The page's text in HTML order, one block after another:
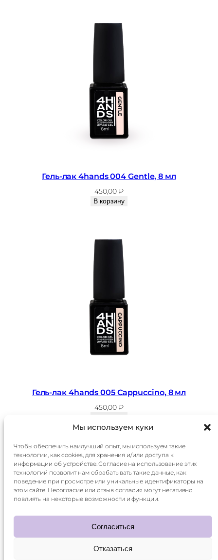
Мы используем куки
Чтобы обеспечить наилучший опыт, мы используем такие
технологии, как cookies, для хранения и/или доступа к
информации об устройстве. Согласие на использование этих
технологий позволит нам обрабатывать такие данные, как
поведение при просмотре или уникальные идентификаторы на
этом сайте. Несогласие или отзыв согласия могут негативно
повлиять на некоторые возможности и функции.
Согласиться
Отказаться
Гель-лак 4hands 004 Gentle, 8 мл
450,00₽
В корзину
Гель-лак 4hands 005 Cappuccino, 8 мл
450,00₽
Главная
Каталог
О
компании
Доставка
Оплата
Контакты
Контакты:
mani.qr@yandex.ru